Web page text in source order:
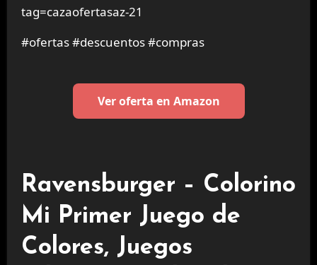
tag=cazaofertasaz-21
#ofertas #descuentos #compras
Ver oferta en Amazon
Ravensburger – Colorino
Mi Primer Juego de
Colores, Juegos